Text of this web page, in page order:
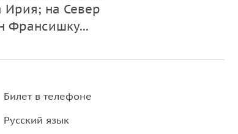
Ирия; на Север
Франсишку...
Билет в телефоне
Русский язык